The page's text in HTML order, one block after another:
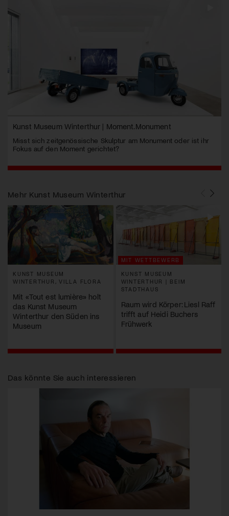
Kunst Museum Winterthur | Moment.Monument
Misst sich zeitgenössische Skulptur am Monument oder ist ihr
Fokus auf den Moment gerichtet?
Mehr Kunst Museum Winterthur
KUNST MUSEUM
WINTERTHUR, VILLA FLORA
Mit «Tout est lumière» holt
das Kunst Museum
Winterthur den Süden ins
Museum
MIT WETTBEWERB
KUNST MUSEUM
WINTERTHUR | BEIM
STADTHAUS
Raum wird Körper: Liesl Raff
trifft auf Heidi Buchers
Frühwerk
Das könnte Sie auch interessieren